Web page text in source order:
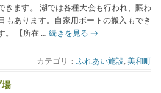
きます。 湖では各種大会も行われ、賑わ
もあります。自家用ボートの搬入もでき
。 【所在 … 続きを見る →
カテゴリ：ふれあい施設,美和町
場